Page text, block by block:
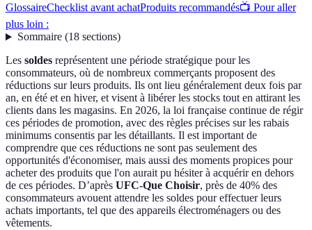
GlossaireChecklist avant achatProduits recommandés📺 Pour aller
plus loin :
Sommaire(18 sections)
Les soldes représentent une période stratégique pour les
consommateurs, où de nombreux commerçants proposent des
réductions sur leurs produits. Ils ont lieu généralement deux fois par
an, en été et en hiver, et visent à libérer les stocks tout en attirant les
clients dans les magasins. En 2026, la loi française continue de régir
ces périodes de promotion, avec des règles précises sur les rabais
minimums consentis par les détaillants. Il est important de
comprendre que ces réductions ne sont pas seulement des
opportunités d'économiser, mais aussi des moments propices pour
acheter des produits que l'on aurait pu hésiter à acquérir en dehors
de ces périodes. D’après UFC-Que Choisir, près de 40% des
consommateurs avouent attendre les soldes pour effectuer leurs
achats importants, tel que des appareils électroménagers ou des
vêtements.